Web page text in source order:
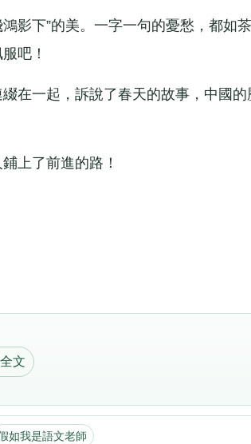
影下”的美。一字一句的憂愁，都如
吧！
在一起，訴說了春天的故事，中國的
上了前進的路！
文
如我是語文老師